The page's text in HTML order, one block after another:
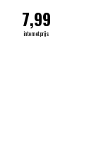
7,99
internetprijs